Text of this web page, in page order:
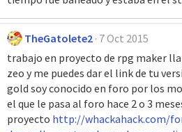
TheGatolete2 7 Oct 2015
trabajo en proyecto de rpg maker
zeo y me puedes dar el link de tu
gold soy conocido en foro por los
el que le pasa al foro hace 2 o 3
proyecto http://whackahack.com/